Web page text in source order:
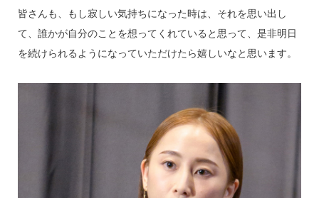
皆さんも、もし寂しい気持ちになった時は、それを思い出し
て、誰かが自分のことを想ってくれていると思って、是非明日
を続けられるようになっていただけたら嬉しいなと思います。